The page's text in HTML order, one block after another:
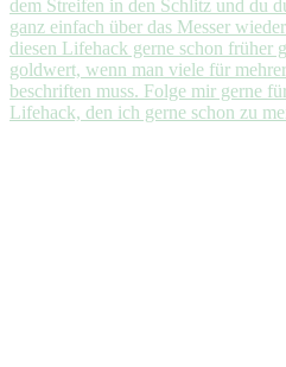
Lifehack, den ich gerne schon zu